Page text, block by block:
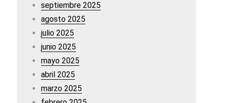
septiembre 2025
agosto 2025
julio 2025
junio 2025
mayo 2025
abril 2025
marzo 2025